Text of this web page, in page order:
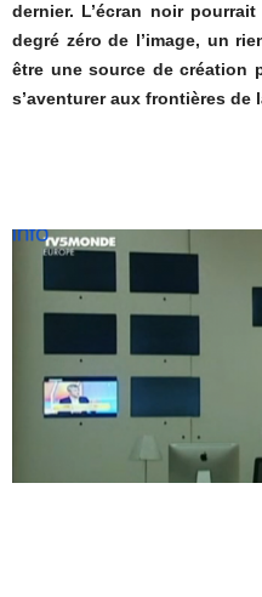
dernier. L’écran noir
degré zéro de l’image, un
être une source de création
s’aventurer aux frontières de